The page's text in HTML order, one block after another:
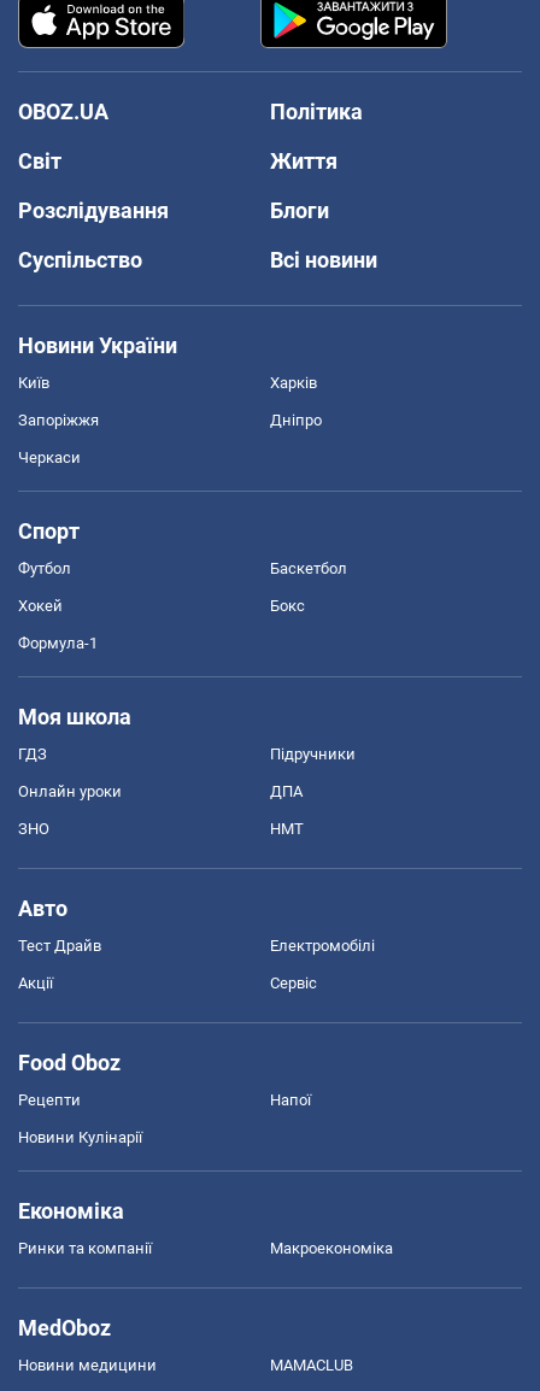
OBOZ.UA
Політика
Світ
Життя
Розслідування
Блоги
Суспільство
Всі новини
Новини України
Київ Харків
Запоріжжя Дніпро
Черкаси
Спорт
Футбол Баскетбол
Хокей Бокс
Формула-1
Моя школа
ГДЗ Підручники
Онлайн уроки ДПА
ЗНО НМТ
Авто
Тест Драйв Електромобілі
Акції Сервіс
Food Oboz
Рецепти Напої
Новини Кулінарії
Економіка
Ринки та компанії Макроекономіка
MedOboz
Новини медицини MAMACLUB